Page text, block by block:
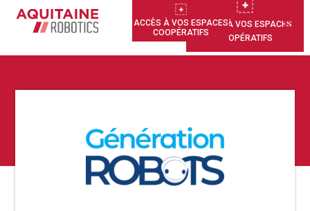
ACCÈS À VOS ESPACES
COOPÉRATIFS
ACCÈS À VOS ESPACES
COOPÉRATIFS